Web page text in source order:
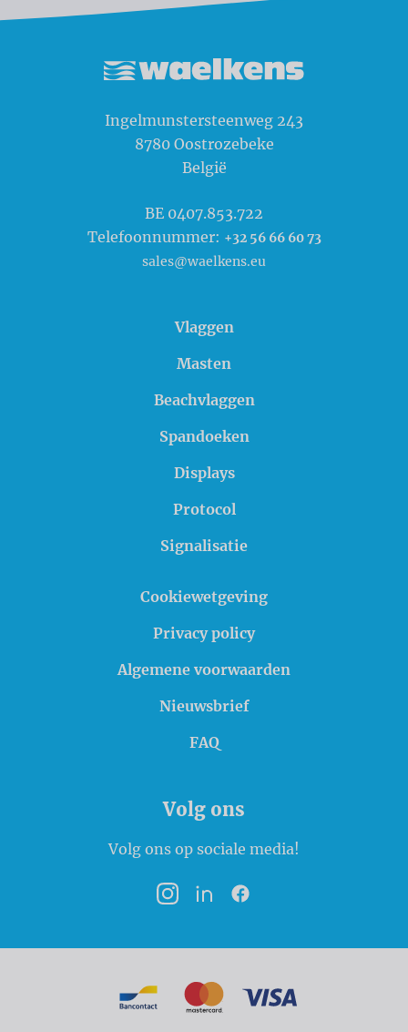
Ingelmunstersteenweg 243
8780 Oostrozebeke
België
BE 0407.853.722
Telefoonnummer: +32 56 66 60 73
sales@waelkens.eu
Vlaggen
Masten
Beachvlaggen
Spandoeken
Displays
Protocol
Signalisatie
Cookiewetgeving
Privacy policy
Algemene voorwaarden
Nieuwsbrief
FAQ
Volg ons
Volg ons op sociale media!
InstagramLinkedInFacebook
Betaalmogelijkheden
BancontactMasterCard
VISA